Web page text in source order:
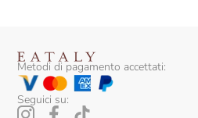
Metodi di pagamento accettati:
Seguici su: